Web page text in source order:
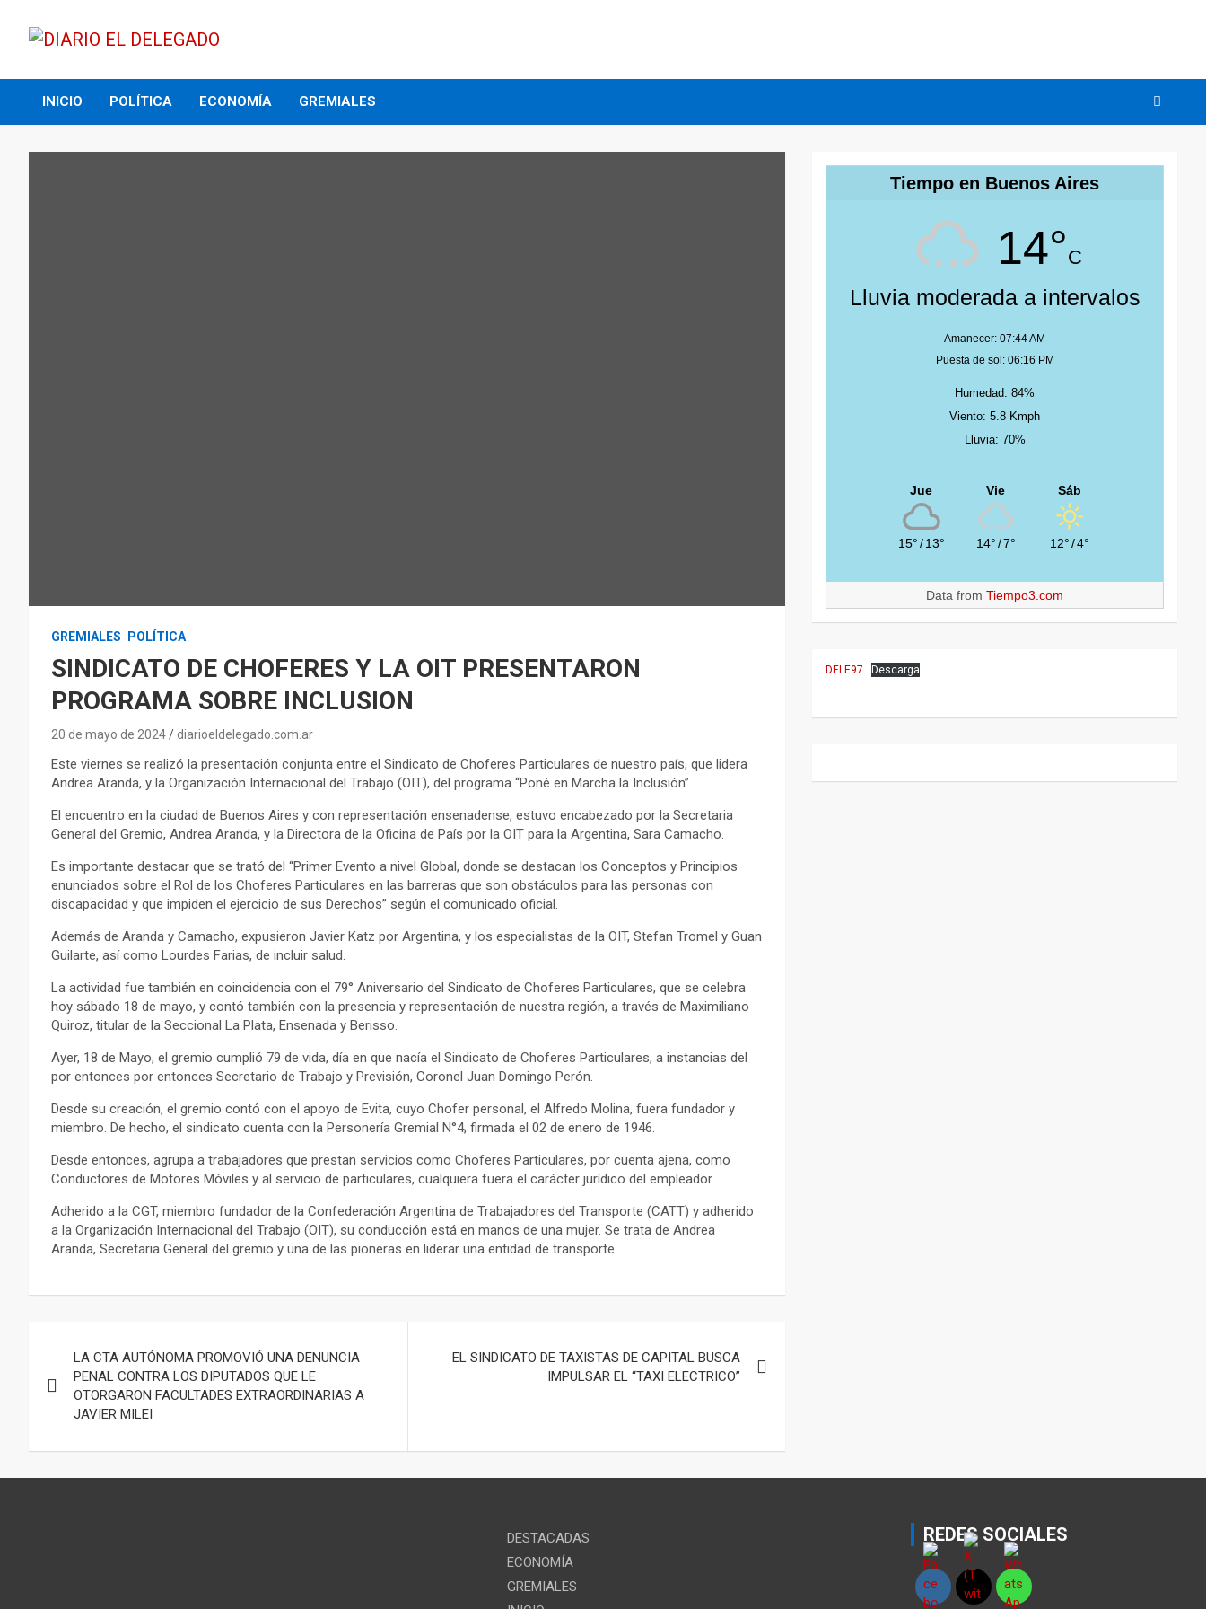
content
DIARIO EL DELEGADO
INICIO POLÍTICA ECONOMÍA GREMIALES
GREMIALES POLÍTICA
SINDICATO DE CHOFERES Y LA OIT PRESENTARON
PROGRAMA SOBRE INCLUSION
20 de mayo de 2024 diarioeldelegado.com.ar
Este viernes se realizó la presentación conjunta entre el Sindicato de Choferes Particulares de nuestro país, que lidera
Andrea Aranda, y la Organización Internacional del Trabajo (OIT), del programa “Poné en Marcha la Inclusión”.
El encuentro en la ciudad de Buenos Aires y con representación ensenadense, estuvo encabezado por la Secretaria
General del Gremio, Andrea Aranda, y la Directora de la Oficina de País por la OIT para la Argentina, Sara Camacho.
Es importante destacar que se trató del “Primer Evento a nivel Global, donde se destacan los Conceptos y Principios
enunciados sobre el Rol de los Choferes Particulares en las barreras que son obstáculos para las personas con
discapacidad y que impiden el ejercicio de sus Derechos” según el comunicado oficial.
Además de Aranda y Camacho, expusieron Javier Katz por Argentina, y los especialistas de la OIT, Stefan Tromel y Guan
Guilarte, así como Lourdes Farias, de incluir salud.
La actividad fue también en coincidencia con el 79° Aniversario del Sindicato de Choferes Particulares, que se celebra
hoy sábado 18 de mayo, y contó también con la presencia y representación de nuestra región, a través de Maximiliano
Quiroz, titular de la Seccional La Plata, Ensenada y Berisso.
Ayer, 18 de Mayo, el gremio cumplió 79 de vida, día en que nacía el Sindicato de Choferes Particulares, a instancias del
por entonces por entonces Secretario de Trabajo y Previsión, Coronel Juan Domingo Perón.
Desde su creación, el gremio contó con el apoyo de Evita, cuyo Chofer personal, el Alfredo Molina, fuera fundador y
miembro. De hecho, el sindicato cuenta con la Personería Gremial N°4, firmada el 02 de enero de 1946.
Desde entonces, agrupa a trabajadores que prestan servicios como Choferes Particulares, por cuenta ajena, como
Conductores de Motores Móviles y al servicio de particulares, cualquiera fuera el carácter jurídico del empleador.
Adherido a la CGT, miembro fundador de la Confederación Argentina de Trabajadores del Transporte (CATT) y adherido
a la Organización Internacional del Trabajo (OIT), su conducción está en manos de una mujer. Se trata de Andrea
Aranda, Secretaria General del gremio y una de las pioneras en liderar una entidad de transporte.
de
entradas
LA CTA AUTÓNOMA PROMOVIÓ UNA DENUNCIA
PENAL CONTRA LOS DIPUTADOS QUE LE
OTORGARON FACULTADES EXTRAORDINARIAS A
JAVIER MILEI
EL SINDICATO DE TAXISTAS DE CAPITAL BUSCA
IMPULSAR EL “TAXI ELECTRICO”
Tiempo en Buenos Aires
14°C
Lluvia moderada a intervalos
Amanecer: 07:44 AM
Puesta de sol: 06:16 PM
Humedad: 84%
Viento: 5.8 Kmph
Lluvia: 70%
Jue
15°/ 13°
Vie
14°/7°
Sáb
12°/4°
Data fromTiempo3.com
DELE97 Descarga
DESTACADAS
ECONOMÍA
GREMIALES
REDES SOCIALES